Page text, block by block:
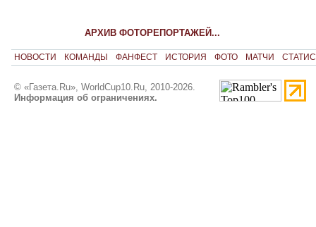
АРХИВ ФОТОРЕПОРТАЖЕЙ...
НОВОСТИ КОМАНДЫ ФАНФЕСТ ИСТОРИЯ ФОТО МАТЧИ
© «Газета.Ru», WorldCup10.Ru, 2010-2026.
Информация об ограничениях.